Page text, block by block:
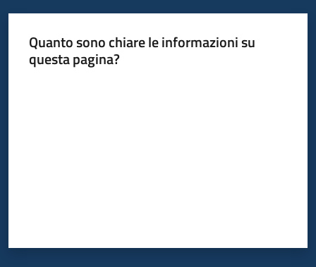
Quanto sono chiare le informazioni su
questa pagina?